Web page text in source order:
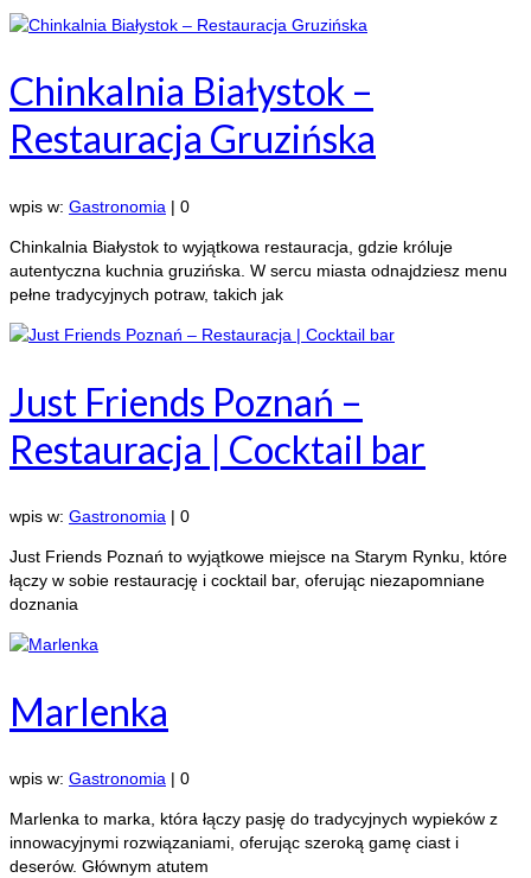
Chinkalnia Białystok –
Restauracja Gruzińska
wpis w: Gastronomia | 0
Chinkalnia Białystok to wyjątkowa restauracja, gdzie króluje
autentyczna kuchnia gruzińska. W sercu miasta odnajdziesz menu
pełne tradycyjnych potraw, takich jak
Just Friends Poznań –
Restauracja | Cocktail bar
wpis w: Gastronomia | 0
Just Friends Poznań to wyjątkowe miejsce na Starym Rynku, które
łączy w sobie restaurację i cocktail bar, oferując niezapomniane
doznania
Marlenka
wpis w: Gastronomia | 0
Marlenka to marka, która łączy pasję do tradycyjnych wypieków z
innowacyjnymi rozwiązaniami, oferując szeroką gamę ciast i
deserów. Głównym atutem